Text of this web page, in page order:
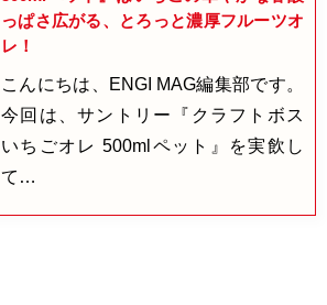
っぱさ広がる、とろっと濃厚フルーツオ
レ！
こんにちは、ENGI MAG編集部です。
今回は、サントリー『クラフトボス
いちごオレ 500mlペット』を実飲し
て…